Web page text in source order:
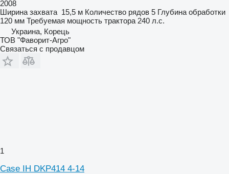
2008
Ширина захвата 15,5 м Количество рядов 5 Глубина обработки
120 мм Требуемая мощность трактора 240 л.с.
Украина, Корець
ТОВ "Фаворит-Агро"
Связаться с продавцом
1
Case IH DKP414 4-14